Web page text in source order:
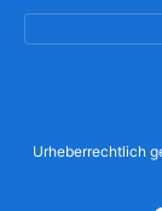
Urheberrechtlich